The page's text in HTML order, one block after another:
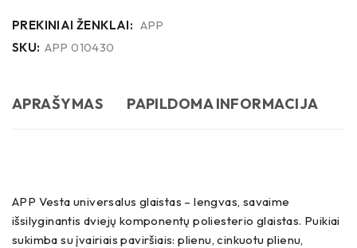
PREKINIAI ŽENKLAI: APP
SKU: APP 010430
APRAŠYMAS PAPILDOMA INFORMACIJA
APP Vesta universalus glaistas – lengvas, savaime
išsilyginantis dviejų komponentų poliesterio glaistas. Puikiai
sukimba su įvairiais paviršiais: plienu, cinkuotu plienu,